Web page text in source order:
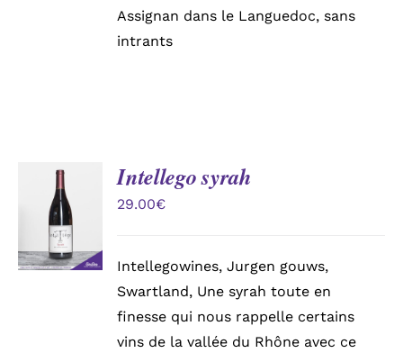
Assignan dans le Languedoc, sans
intrants
AJOUTER
AU
PANIER
/
DÉTAILS
Intellego syrah
29.00€
Intellegowines, Jurgen gouws,
Swartland, Une syrah toute en
finesse qui nous rappelle certains
vins de la vallée du Rhône avec ce